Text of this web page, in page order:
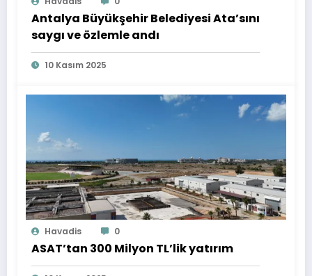
Antalya Büyükşehir Belediyesi Ata’sını
saygı ve özlemle andı
10 Kasım 2025
Havadis 0
ASAT’tan 300 Milyon TL’lik yatırım